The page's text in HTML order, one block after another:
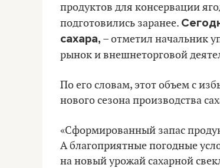
продуктов для консервации
подготовились заранее.
сахара, – отметил начальник
рынок и внешнеторговой
По его словам, этот объем с
нового сезона производства
«Сформированный запас
А благоприятные погодные
на новый урожай сахарной